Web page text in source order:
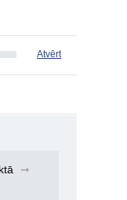
Atvērt
➞